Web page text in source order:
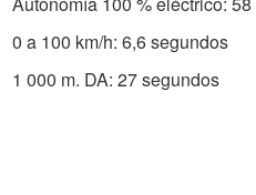
0 a 100 km/h: 6,6 segundos
1 000 m. DA: 27 segundos